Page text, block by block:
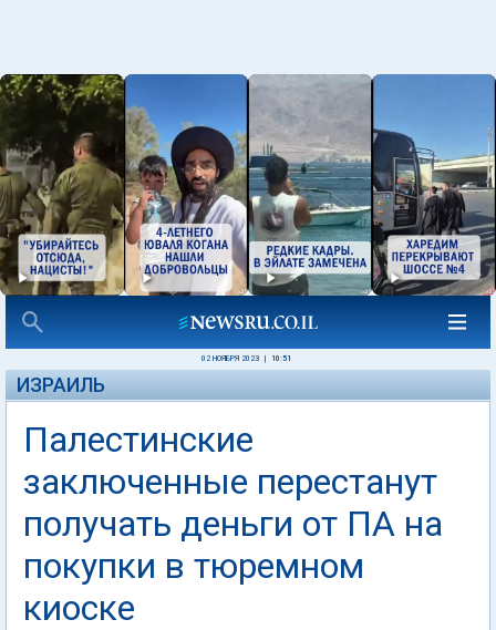
02 НОЯБРЯ 2023 10:51
ИЗРАИЛЬ
Палестинские
заключенные перестанут
получать деньги от ПА на
покупки в тюремном
киоске